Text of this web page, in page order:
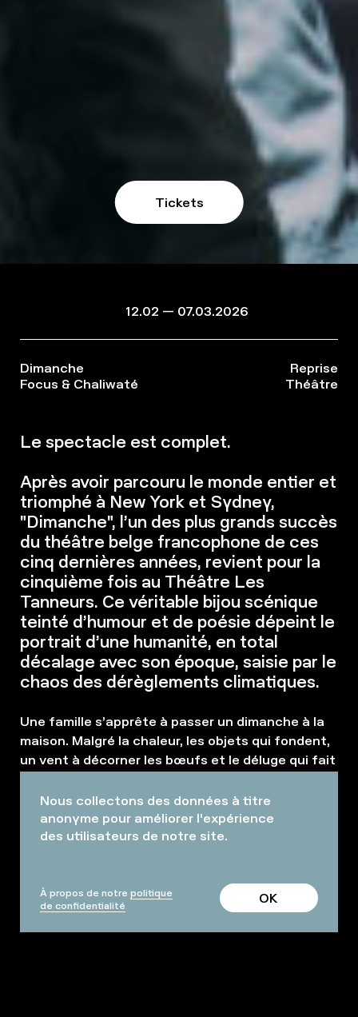
Tickets
12.02 — 07.03.2026
Dimanche
Focus & Chaliwaté
Reprise
Théâtre
Le spectacle est complet.
Après avoir parcouru le monde entier et
triomphé à New York et Sydney,
"Dimanche", l’un des plus grands succès
du théâtre belge francophone de ces
cinq dernières années, revient pour la
cinquième fois au Théâtre Les
Tanneurs. Ce véritable bijou scénique
teinté d’humour et de poésie dépeint le
portrait d’une humanité, en total
décalage avec son époque, saisie par le
chaos des dérèglements climatiques.
Une famille s’apprête à passer un dimanche à la
maison. Malgré la chaleur, les objets qui fondent,
un vent à décorner les bœufs et le déluge qui fait
transforme et s’effondre, l’être humain déploie
une surprenante inventivité pour tenter de
préserver son quotidien… jusqu’à l’absurde. Au
préparent un documentaire témoignant de la vie
des dernières espèces vivant sur Terre.
Nous collectons des données à titre
anonyme pour améliorer l'expérience
des utilisateurs de notre site.
À propos de notre politique
de confidentialité
OK